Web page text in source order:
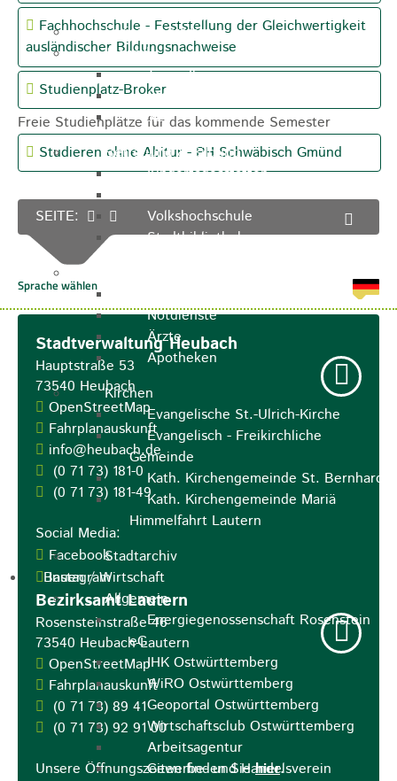
Ferienprogramm
Jugend
Jugendbüro
Stadtjugendring
JIL
Betreuung & Bildung
Kindertagesstätten
Schulen
Volkshochschule
Stadtbibliothek
Notdienste
Ärzte
Apotheken
Kirchen
Evangelische St.-Ulrich-Kirche
Evangelisch - Freikirchliche
Gemeinde
Kath. Kirchengemeinde St. Bernhard
Kath. Kirchengemeinde Mariä
Himmelfahrt Lautern
Stadtarchiv
Bauen / Wirtschaft
Allgemein
Energiegenossenschaft Rosenstein
eG
IHK Ostwürttemberg
WiRO Ostwürttemberg
Geoportal Ostwürttemberg
Wirtschaftsclub Ostwürttemberg
Arbeitsagentur
Gewerbe- und Handelsverein
Fachhochschule - Feststellung der Gleichwertigkeit
ausländischer Bildungsnachweise
Studienplatz-Broker
Freie Studienplätze für das kommende Semester
Studieren ohne Abitur - PH Schwäbisch Gmünd
SEITE:
Stadtverwaltung Heubach
Hauptstraße 53
73540 Heubach
OpenStreetMap
Fahrplanauskunft
info@heubach.de
(0 71 73) 181-0
(0 71 73) 181-49
Social Media:
Facebook
Instagram
Bezirksamt Lautern
Rosensteinstraße 46
73540 Heubach-Lautern
OpenStreetMap
Fahrplanauskunft
(0 71 73) 89 41
(0 71 73) 92 91 00
Unsere Öffnungszeiten finden Siehier.